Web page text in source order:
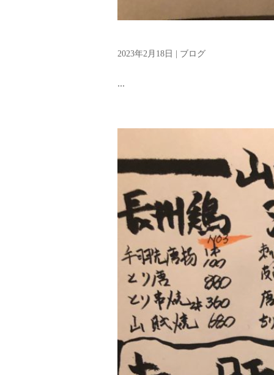
2023年2月18日 ブログ
...